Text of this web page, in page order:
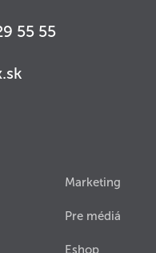
55 55
Marketing
Pre médiá
Eshop